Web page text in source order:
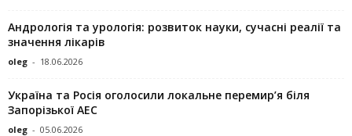
Андрологія та урологія: розвиток науки, сучасні реалії та
значення лікарів
oleg - 18.06.2026
Україна та Росія оголосили локальне перемир’я біля
Запорізької АЕС
oleg - 05.06.2026